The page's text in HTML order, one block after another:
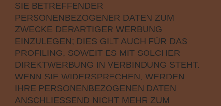
SIE BETREFFENDER
PERSONENBEZOGENER DATEN ZUM
ZWECKE DERARTIGER WERBUNG
EINZULEGEN; DIES GILT AUCH FÜR DAS
PROFILING, SOWEIT ES MIT SOLCHER
DIREKTWERBUNG IN VERBINDUNG STEHT.
WENN SIE WIDERSPRECHEN, WERDEN
IHRE PERSONENBEZOGENEN DATEN
ANSCHLIESSEND NICHT MEHR ZUM